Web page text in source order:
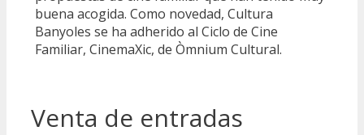
buena acogida. Como novedad, Cultura
Banyoles se ha adherido al Ciclo de Cine
Familiar, CinemaXic, de Òmnium Cultural.
Venta de entradas